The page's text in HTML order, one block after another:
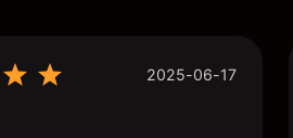
2025-06-17